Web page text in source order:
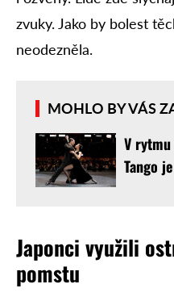
zvuky. Jako by bolest
neodezněla.
MOHLO BY VÁS
V
Tango
Japonci využili
pomstu